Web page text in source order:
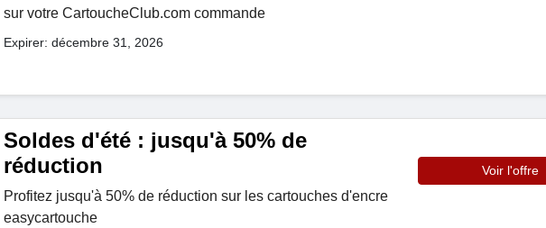
sur votre CartoucheClub.com commande
Expirer: décembre 31, 2026
Soldes d'été : jusqu'à 50% de
réduction
Profitez jusqu'à 50% de réduction sur les cartouches d'encre
easycartouche
Voir l'offre